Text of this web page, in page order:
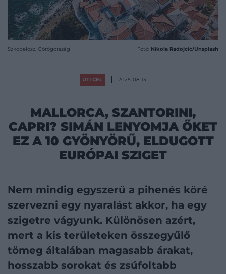
Szkopelosz, Görögország Fotó: Nikola Radojcic/Unsplash
ÚTI CÉL 2025-08-13
MALLORCA, SZANTORINI,
CAPRI? SIMÁN LENYOMJA ŐKET
EZ A 10 GYÖNYÖRŰ, ELDUGOTT
EURÓPAI SZIGET
Nem mindig egyszerű a pihenés köré
szervezni egy nyaralást akkor, ha egy
szigetre vágyunk. Különösen azért,
mert a kis területeken összegyűlő
tömeg általában magasabb árakat,
hosszabb sorokat és zsúfoltabb